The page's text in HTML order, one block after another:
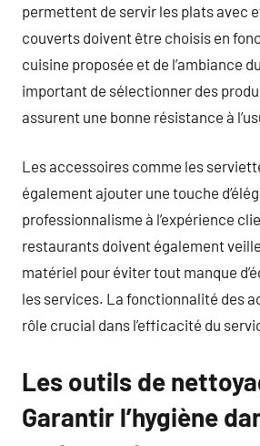
permettent de servir les plats avec
couverts doivent être choisis en
cuisine proposée et de l’ambiance
important de sélectionner des
assurent une bonne résistance à
Les accessoires comme les
également ajouter une touche
professionnalisme à l’expérience
restaurants doivent également
matériel pour éviter tout manque
les services. La fonctionnalité des
rôle crucial dans l’efficacité du
Les outils de
Garantir l’hygiène